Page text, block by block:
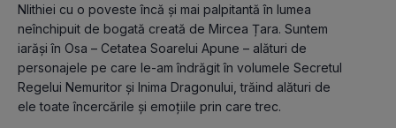
Nlithiei cu o poveste încă și mai palpitantă în lumea
neînchipuit de bogată creată de Mircea Țara. Suntem
iarăși în Osa – Cetatea Soarelui Apune – alături de
personajele pe care le-am îndrăgit în volumele Secretul
Regelui Nemuritor și Inima Dragonului, trăind alături de
ele toate încercările și emoțiile prin care trec.